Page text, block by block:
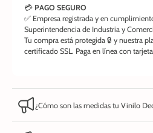
💳 PAGO SEGURO
✅ Empresa registrada y en
Superintendencia de Industria y
Tu compra está protegida 🔒 y nuestra
certificado SSL. Paga en línea con
¿Cómo son las medidas tu Vinilo